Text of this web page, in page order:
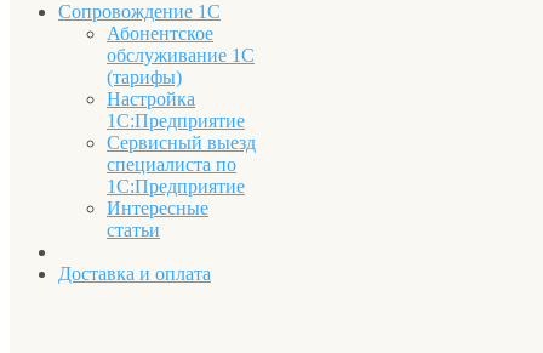
Сопровождение 1С
Абонентское
обслуживание 1С
(тарифы)
Настройка
1С:Предприятие
Сервисный выезд
специалиста по
1С:Предприятие
Интересные
статьи
Доставка и оплата